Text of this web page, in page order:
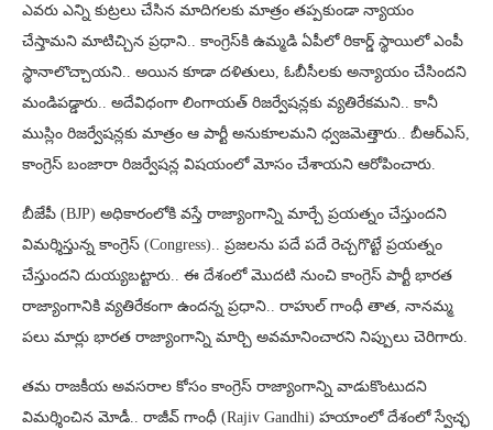
ఎవరు ఎన్ని కుట్రలు చేసిన మాదిగలకు మాత్రం తప్పకుండా న్యాయం
చేస్తామని మాటిచ్చిన ప్రధాని.. కాంగ్రెస్‌కి ఉమ్మడి ఏపీలో రికార్డ్ స్థాయిలో ఎంపీ
స్థానాలొచ్చాయని.. అయిన కూడా దళితులు, ఓబీసీలకు అన్యాయం చేసిందని
మండిపడ్డారు.. అదేవిధంగా లింగాయత్ రిజర్వేషన్లకు వ్యతిరేకమని.. కానీ
ముస్లిం రిజర్వేషన్లకు మాత్రం ఆ పార్టీ అనుకూలమని ధ్వజమెత్తారు.. బీఆర్ఎస్,
కాంగ్రెస్ బంజారా రిజర్వేషన్ల విషయంలో మోసం చేశాయని ఆరోపించారు.
బీజేపీ (BJP) అధికారంలోకి వస్తే రాజ్యాంగాన్ని మార్చే ప్రయత్నం చేస్తుందని
విమర్శిస్తున్న కాంగ్రెస్ (Congress).. ప్రజలను పదే పదే రెచ్చగొట్టే ప్రయత్నం
చేస్తుందని దుయ్యబట్టారు.. ఈ దేశంలో మొదటి నుంచి కాంగ్రెస్ పార్టీ భారత
రాజ్యాంగానికి వ్యతిరేకంగా ఉందన్న ప్రధాని.. రాహుల్ గాంధీ తాత, నానమ్మ
పలు మార్లు భారత రాజ్యాంగాన్ని మార్చి అవమానించారని నిప్పులు చెరిగారు.
తమ రాజకీయ అవసరాల కోసం కాంగ్రెస్ రాజ్యాంగాన్ని వాడుకొంటుదని
విమర్శించిన మోడీ.. రాజీవ్ గాంధీ (Rajiv Gandhi) హయాంలో దేశంలో స్వేచ్ఛ